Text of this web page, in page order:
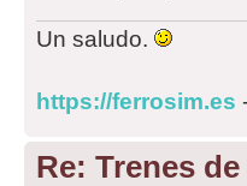
Un saludo.
https://ferrosim.es
Re: Trenes